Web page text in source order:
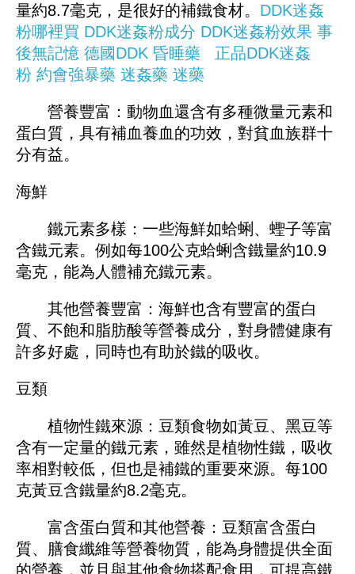
量約8.7毫克，是很好的補鐵食材。 DDK迷姦
粉哪裡買 DDK迷姦粉成分 DDK迷姦粉效果 事
後無記憶 德國DDK 昏睡藥
正品DDK迷姦
粉 約會強暴藥 迷姦藥 迷藥
營養豐富：動物血還含有多種微量元素和
蛋白質，具有補血養血的功效，對貧血族群十
分有益。
海鮮
鐵元素多樣：一些海鮮如蛤蜊、蟶子等富
含鐵元素。例如每100公克蛤蜊含鐵量約10.9
毫克，能為人體補充鐵元素。
其他營養豐富：海鮮也含有豐富的蛋白
質、不飽和脂肪酸等營養成分，對身體健康有
許多好處，同時也有助於鐵的吸收。
豆類
植物性鐵來源：豆類食物如黃豆、黑豆等
含有一定量的鐵元素，雖然是植物性鐵，吸收
率相對較低，但也是補鐵的重要來源。每100
克黃豆含鐵量約8.2毫克。
富含蛋白質和其他營養：豆類富含蛋白
質、膳食纖維等營養物質，能為身體提供全面
的營養，並且與其他食物搭配食用，可提高鐵